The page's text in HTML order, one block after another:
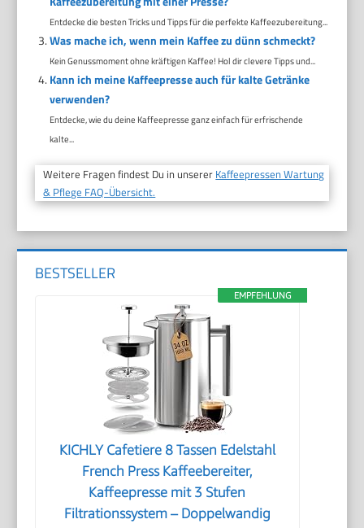
Entdecke die besten Tricks und Tipps für die perfekte Kaffeezubereitung...
Was mache ich, wenn mein Kaffee zu dünn schmeckt?
Kein Genussmoment ohne kräftigen Kaffee! Hol dir clevere Tipps und...
Kann ich meine Kaffeepresse auch für kalte Getränke
verwenden?
Entdecke, wie du deine Kaffeepresse ganz einfach für erfrischende
kalte...
Weitere Fragen findest Du in unserer Kaffeepressen Wartung
& Pflege FAQ-Übersicht.
BESTSELLER
EMPFEHLUNG
KICHLY Cafetiere 8 Tassen Edelstahl
French Press Kaffeebereiter,
Kaffeepresse mit 3 Stufen
Filtrationssystem – Doppelwandig